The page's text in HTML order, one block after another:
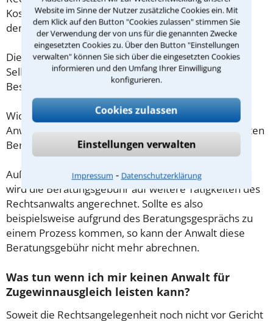
Website im Sinne der Nutzer zusätzliche Cookies ein. Mit
dem Klick auf den Button "Cookies zulassen" stimmen Sie
der Verwendung der von uns für die genannten Zwecke
eingesetzten Cookies zu. Über den Button "Einstellungen
verwalten" können Sie sich über die eingesetzten Cookies
informieren und den Umfang Ihrer Einwilligung
konfigurieren.
Cookies zulassen
Einstellungen verwalten
Impressum ⁃ Datenschutzerklärung
Kosten für das erste Beratungsgespräch betragen
demnach maximal 190,00 € zzgl. MwSt.
Diese Regelung gilt jedoch nur für Verbraucher. Für
Selbstständige oder Freiberufler gilt diese
Beschränkung nicht.
Wichtig daher: Klären Sie die Kostenfrage mit Ihrem
Anwalt aus Köthen (Anhalt) schon zu Beginn der ersten
Beratung.
Außerdem gut zu wissen: Gemäß § 34 Absatz 2 RVG
wird die Beratungsgebühr auf weitere Tätigkeiten des
Rechtsanwalts angerechnet. Sollte es also
beispielsweise aufgrund des Beratungsgesprächs zu
einem Prozess kommen, so kann der Anwalt diese
Beratungsgebühr nicht mehr abrechnen.
Was tun wenn ich mir keinen Anwalt für
Zugewinnausgleich leisten kann?
Soweit die Rechtsangelegenheit noch nicht vor Gericht